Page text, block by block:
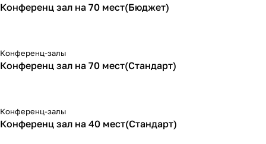
Конференц зал на 70 мест(Бюджет)
Конференц-залы
Конференц зал на 70 мест(Стандарт)
Конференц-залы
Конференц зал на 40 мест(Стандарт)